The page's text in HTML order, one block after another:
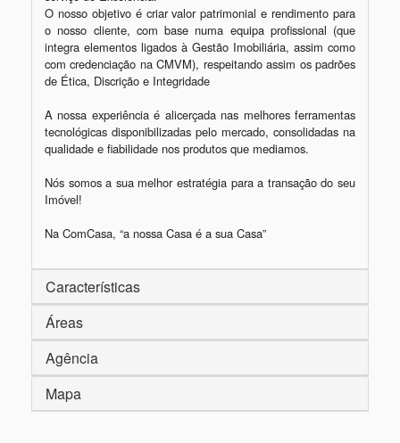
O nosso objetivo é criar valor patrimonial e rendimento para
o nosso cliente, com base numa equipa profissional (que
integra elementos ligados à Gestão Imobiliária, assim como
com credenciação na CMVM), respeitando assim os padrões
de Ética, Discrição e Integridade
A nossa experiência é alicerçada nas melhores ferramentas
tecnológicas disponibilizadas pelo mercado, consolidadas na
qualidade e fiabilidade nos produtos que mediamos.
Nós somos a sua melhor estratégia para a transação do seu
Imóvel!
Características
Áreas
Agência
Mapa